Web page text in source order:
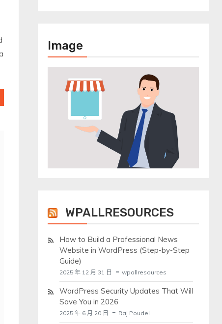
Image
WPALLRESOURCES
How to Build a Professional News
Website in WordPress (Step-by-Step
Guide)
2025 年 12 月 31 日 wpallresources
WordPress Security Updates That Will
Save You in 2026
2025 年 6 月 20 日 Raj Poudel